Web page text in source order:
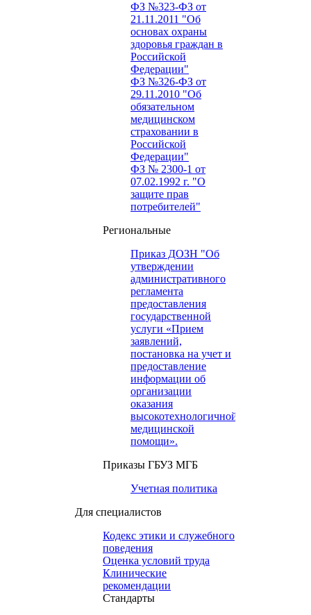
ФЗ №323-ФЗ от
21.11.2011 "Об
основах охраны
здоровья граждан в
Российской
Федерации"
ФЗ №326-ФЗ от
29.11.2010 "Об
обязательном
медицинском
страховании в
Российской
Федерации"
ФЗ № 2300-1 от
07.02.1992 г. "О
защите прав
потребителей"
Региональные
Приказ ДОЗН "Об
утверждении
административного
регламента
предоставления
государственной
услуги «Прием
заявлений,
постановка на учет и
предоставление
информации об
организации
оказания
высокотехнологичной
медицинской
помощи».
Приказы ГБУЗ МГБ
Учетная политика
Для специалистов
Кодекс этики и служебного
поведения
Оценка условий труда
Клинические
рекомендации
Cтандарты